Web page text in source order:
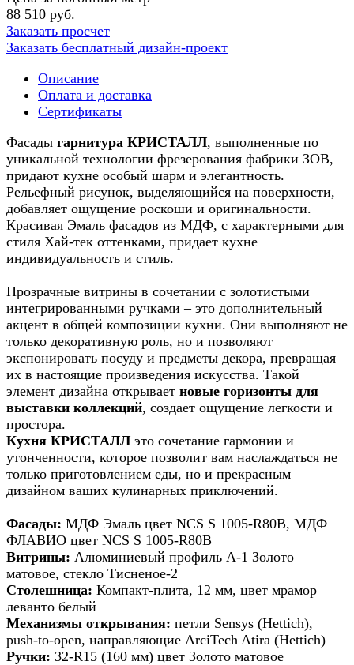
88 510 руб.
Заказать просчет
Заказать бесплатный дизайн-проект
Описание
Оплата и доставка
Сертификаты
Фасады гарнитура КРИСТАЛЛ, выполненные по
уникальной технологии фрезерования фабрики ЗОВ,
придают кухне особый шарм и элегантность.
Рельефный рисунок, выделяющийся на поверхности,
добавляет ощущение роскоши и оригинальности.
Красивая Эмаль фасадов из МДФ, с характерными для
стиля Хай-тек оттенками, придает кухне
индивидуальность и стиль.
Прозрачные витрины в сочетании с золотистыми
интегрированными ручками – это дополнительный
акцент в общей композиции кухни. Они выполняют не
только декоративную роль, но и позволяют
экспонировать посуду и предметы декора, превращая
их в настоящие произведения искусства. Такой
элемент дизайна открывает новые горизонты для
выставки коллекций, создает ощущение легкости и
простора.
Кухня КРИСТАЛЛ это сочетание гармонии и
утонченности, которое позволит вам наслаждаться не
только приготовлением еды, но и прекрасным
дизайном ваших кулинарных приключений.
Фасады: МДФ Эмаль цвет NCS S 1005-R80B, МДФ
ФЛАВИО цвет NCS S 1005-R80B
Витрины: Алюминиевый профиль А-1 Золото
матовое, стекло Тисненое-2
Столешница: Компакт-плита, 12 мм, цвет мрамор
леванто белый
Механизмы открывания: петли Sensys (Hettich),
push-to-open, направляющие ArciTech Atira (Hettich)
Ручки: 32-R15 (160 мм) цвет Золото матовое